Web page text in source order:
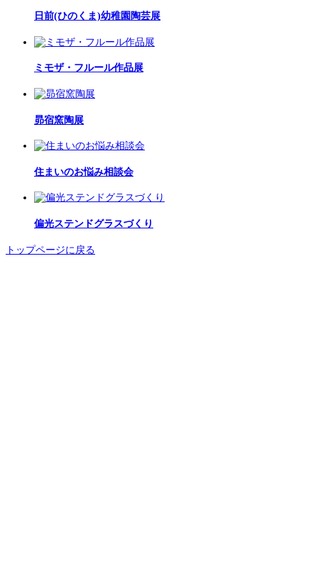
日前(ひのくま)幼稚園陶芸展
ミモザ・フルール作品展
昴宿窯陶展
住まいのお悩み相談会
偏光ステンドグラスづくり
トップページに戻る